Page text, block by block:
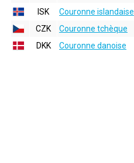
ISK
Couronne islandaise
CZK
Couronne tchèque
DKK
Couronne danoise